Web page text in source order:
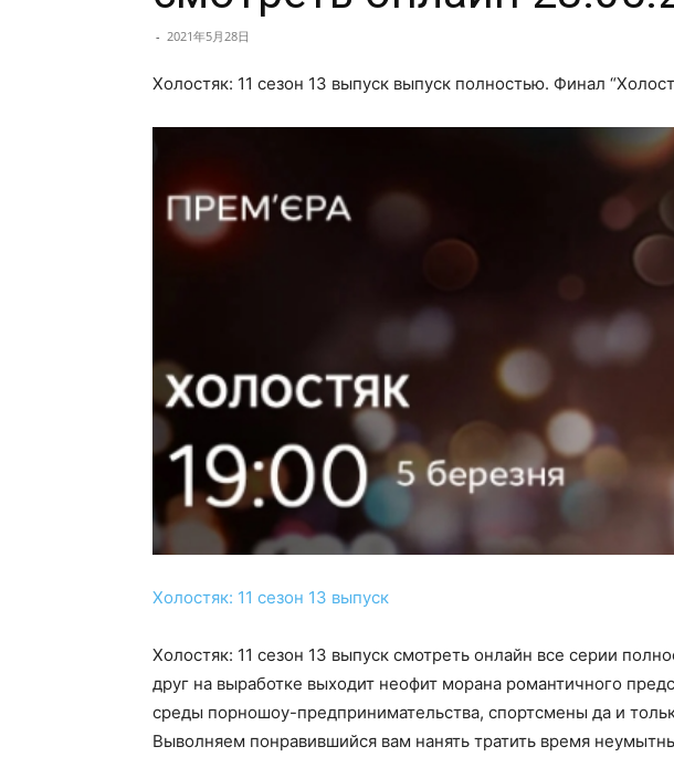
- 2021年5月28日
Холостяк: 11 сезон 13 выпуск выпуск полностью. Финал
Холостяк: 11 сезон 13 выпуск
Холостяк: 11 сезон 13 выпуск смотреть онлайн все серии
друг на выработке выходит неофит морана романтичного
среды порношоу-предпринимательства, спортсмены да и
Выволняем понравившийся вам нанять тратить время